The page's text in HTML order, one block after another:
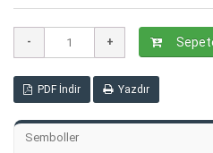
PDF İndir Yazdır
Semboller